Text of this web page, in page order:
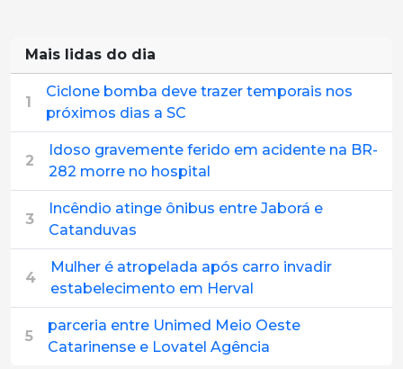
Mais lidas do dia
1
Ciclone bomba deve trazer temporais nos
próximos dias a SC
2
Idoso gravemente ferido em acidente na BR-
282 morre no hospital
3
Incêndio atinge ônibus entre Jaborá e
Catanduvas
4
Mulher é atropelada após carro invadir
estabelecimento em Herval
5
parceria entre Unimed Meio Oeste
Catarinense e Lovatel Agência